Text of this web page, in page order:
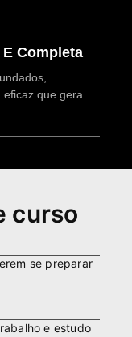
Completa
que gera
curso
se preparar
e estudo